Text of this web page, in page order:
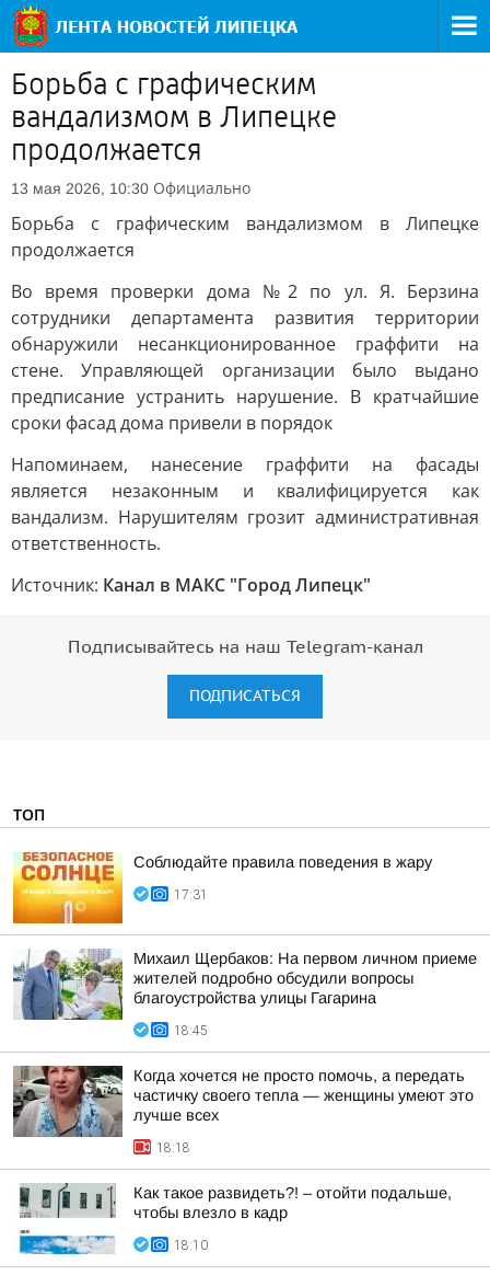
Борьба с графическим
вандализмом в Липецке
продолжается
13 мая 2026, 10:30 Официально
Борьба с графическим вандализмом в Липецке
продолжается
Во время проверки дома №2 по ул. Я. Берзина
сотрудники департамента развития территории
обнаружили несанкционированное граффити на
стене. Управляющей организации было выдано
предписание устранить нарушение. В кратчайшие
сроки фасад дома привели в порядок
Напоминаем, нанесение граффити на фасады
является незаконным и квалифицируется как
вандализм. Нарушителям грозит административная
ответственность.
Источник: Канал в МАКС "Город Липецк"
Подписывайтесь на наш Telegram-канал
ПОДПИСАТЬСЯ
ТОП
Соблюдайте правила поведения в жару
17:31
Михаил Щербаков: На первом личном приеме
жителей подробно обсудили вопросы
благоустройства улицы Гагарина
18:45
Когда хочется не просто помочь, а передать
частичку своего тепла — женщины умеют это
лучше всех
18:18
Как такое развидеть?! – отойти подальше,
чтобы влезло в кадр
18:10